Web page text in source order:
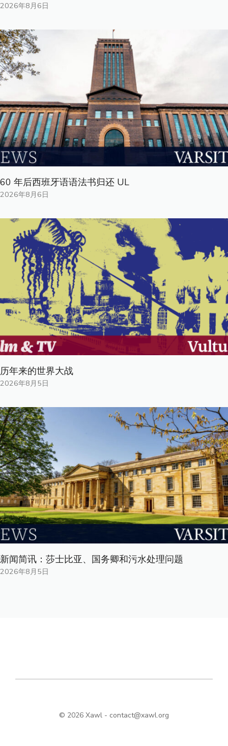
2026年8月6日
60 年后西班牙语语法书归还 UL
2026年8月6日
历年来的世界大战
2026年8月5日
新闻简讯：莎士比亚、国务卿和污水处理问题
2026年8月5日
© 2026 Xawl - contact@xawl.org